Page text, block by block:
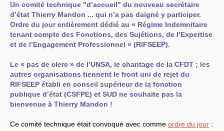
Année 2019
Année 2018
Année 2017
Année 2016
Année 2015
année 2014
Année 2012
année 2011
Année 2010
Année 2009
Année 2008
Année 2007
Année 2006
Année 2004
Un comité technique "d’accueil" du nouveau secrétaire
d’état Thierry Mandon ... qui n’a pas daigné y participer.
Ordre du jour entièrement dédié au « Régime Indemnitaire
tenant compte des Fonctions, des Sujétions, de l’Expertise
et de l’Engagement Professionnel » (RIFSEEP).
Le « pas de clerc » de l’UNSA, le chantage de la CFDT ; les
autres organisations tiennent le front uni de rejet du
RIFSEEP établi en conseil supérieur de la fonction
publique d’état (CSFPE) et SUD ne souhaite pas la
bienvenue à Thierry Mandon !
Ce comité technique était convoqué avec comme ordre du jour :